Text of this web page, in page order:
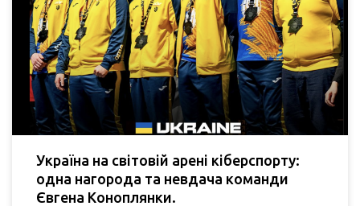
Україна на світовій арені кіберспорту:
одна нагорода та невдача команди
Євгена Коноплянки.